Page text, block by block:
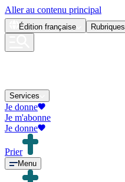
Aller au contenu principal
Édition française Rubriques
Services
Je donne
Je m'abonne
Je donne
Prier
Menu